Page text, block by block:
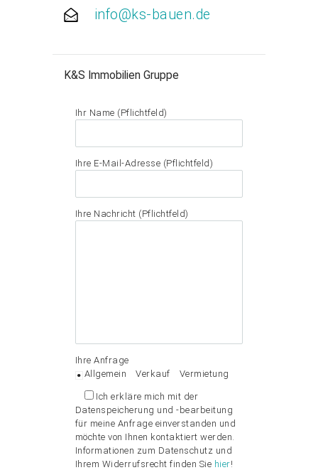
info@ks-bauen.de
K&S Immobilien Gruppe
Ihr Name (Pflichtfeld)
Ihre E-Mail-Adresse (Pflichtfeld)
Ihre Nachricht (Pflichtfeld)
Ihre Anfrage
Allgemein
Verkauf Vermietung
Ich erkläre mich mit der
Datenspeicherung und -bearbeitung
für meine Anfrage einverstanden und
möchte von Ihnen kontaktiert werden.
Informationen zum Datenschutz und
Ihrem Widerrufsrecht finden Sie hier!